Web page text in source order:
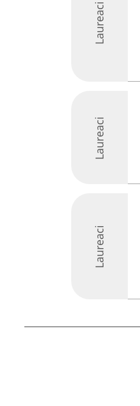
Laureaci
Laureaci
Laureaci